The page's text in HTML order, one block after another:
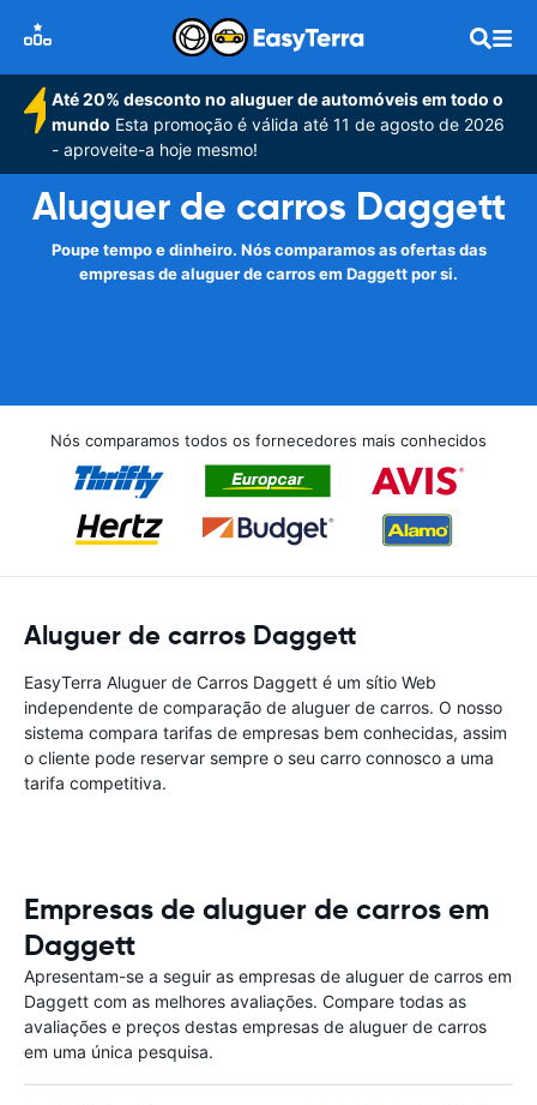
Até 20% desconto no aluguer de automóveis em todo o
mundo Esta promoção é válida até 11 de agosto de 2026
- aproveite-a hoje mesmo!
Aluguer de carros Daggett
Poupe tempo e dinheiro. Nós comparamos as ofertas das
empresas de aluguer de carros em Daggett por si.
Nós comparamos todos os fornecedores mais conhecidos
Aluguer de carros Daggett
EasyTerra Aluguer de Carros Daggett é um sítio Web
independente de comparação de aluguer de carros. O nosso
sistema compara tarifas de empresas bem conhecidas, assim
o cliente pode reservar sempre o seu carro connosco a uma
tarifa competitiva.
Empresas de aluguer de carros em
Daggett
Apresentam-se a seguir as empresas de aluguer de carros em
Daggett com as melhores avaliações. Compare todas as
avaliações e preços destas empresas de aluguer de carros
em uma única pesquisa.